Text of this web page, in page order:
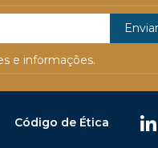
e informações.
Código de Ética